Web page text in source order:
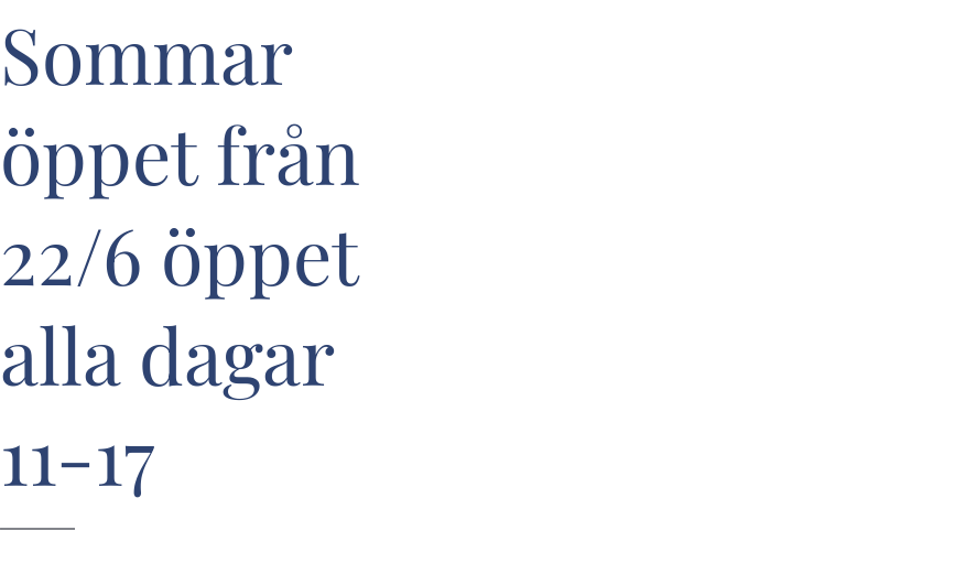
Sommar
öppet från
22/6 öppet
alla dagar
11-17